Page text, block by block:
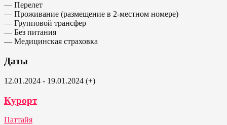
— Перелет
— Проживание (размещение в 2-местном номере)
— Групповой трансфер
— Без питания
— Медицинская страховка
Даты
12.01.2024 - 19.01.2024 (+)
Курорт
Паттайя